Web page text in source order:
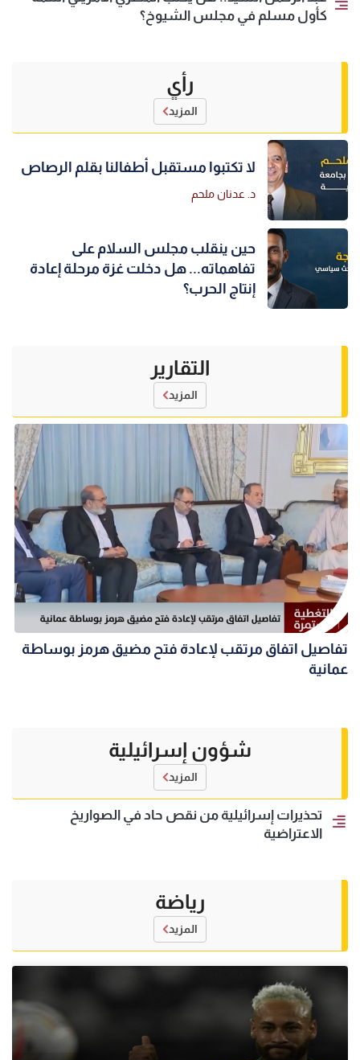
كأول مسلم في مجلس الشيوخ؟
رأي
المزيد
لا تكتبوا مستقبل أطفالنا بقلم الرصاص
د. عدنان ملحم
حين ينقلب مجلس السلام على
تفاهماته... هل دخلت غزة مرحلة إعادة
إنتاج الحرب؟
التقارير
المزيد
تفاصيل اتفاق مرتقب لإعادة فتح مضيق هرمز بوساطة
عمانية
شؤون إسرائيلية
المزيد
تحذيرات إسرائيلية من نقص حاد في الصواريخ
الاعتراضية
رياضة
المزيد